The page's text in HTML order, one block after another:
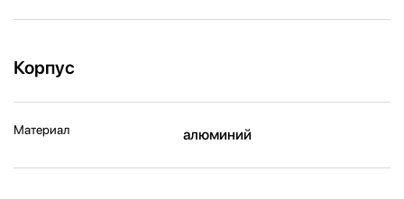
Корпус
Материал алюминий